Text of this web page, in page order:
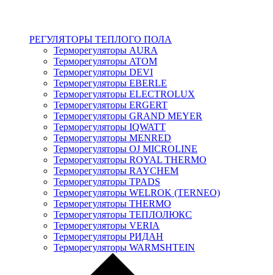
РЕГУЛЯТОРЫ ТЕПЛОГО ПОЛА
Терморегуляторы AURA
Терморегуляторы ATOM
Терморегуляторы DEVI
Терморегуляторы EBERLE
Терморегуляторы ELECTROLUX
Терморегуляторы ERGERT
Терморегуляторы GRAND MEYER
Терморегуляторы IQWATT
Терморегуляторы MENRED
Терморегуляторы OJ MICROLINE
Терморегуляторы ROYAL THERMO
Терморегуляторы RAYCHEM
Терморегуляторы TPADS
Терморегуляторы WELROK (TERNEO)
Терморегуляторы THERMO
Терморегуляторы ТЕПЛОЛЮКС
Терморегуляторы VERIA
Терморегуляторы РИДАН
Терморегуляторы WARMSHTEIN